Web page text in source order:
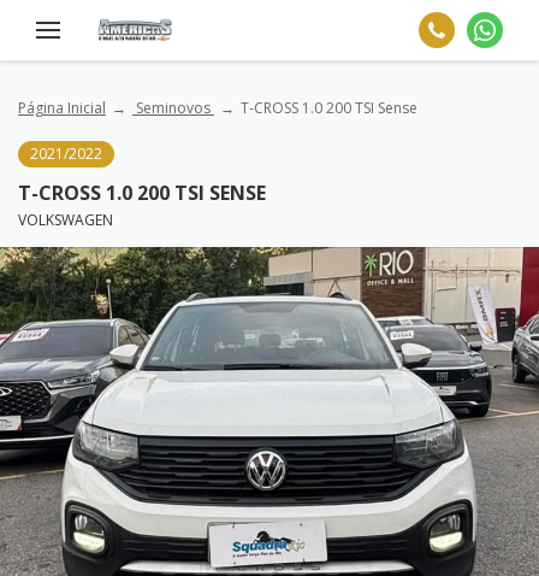
Página Inicial Seminovos T-CROSS 1.0 200 TSI Sense
2021/2022
T-CROSS 1.0 200 TSI SENSE
VOLKSWAGEN